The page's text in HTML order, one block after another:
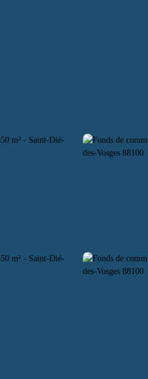
RECRUTEMENT